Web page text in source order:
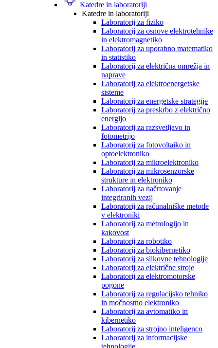
Katedre in laboratoriji
Katedre in laboratoriji
Laboratorij za fiziko
Laboratorij za osnove elektrotehnike
in elektromagnetiko
Laboratorij za uporabno matematiko
in statistiko
Laboratorij za električna omrežja in
naprave
Laboratorij za elektroenergetske
sisteme
Laboratorij za energetske strategije
Laboratorij za preskrbo z električno
energijo
Laboratorij za razsvetljavo in
fotometrijo
Laboratorij za fotovoltaiko in
optoelektroniko
Laboratorij za mikroelektroniko
Laboratorij za mikrosenzorske
strukture in elektroniko
Laboratorij za načrtovanje
integriranih vezij
Laboratorij za računalniške metode
v elektroniki
Laboratorij za metrologijo in
kakovost
Laboratorij za robotiko
Laboratorij za biokibernetiko
Laboratorij za slikovne tehnologije
Laboratorij za električne stroje
Laboratorij za elektromotorske
pogone
Laboratorij za regulacijsko tehniko
in močnostno elektroniko
Laboratorij za avtomatiko in
kibernetiko
Laboratorij za strojno inteligenco
Laboratorij za informacijske
tehnologije